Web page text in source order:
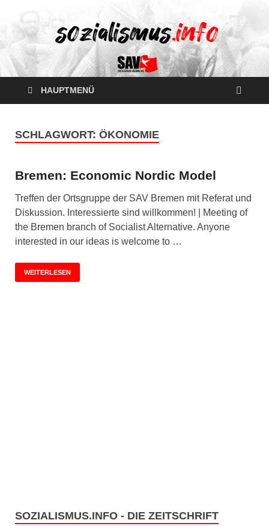
HAUPTMENÜ
SCHLAGWORT: ÖKONOMIE
Bremen: Economic Nordic Model
Treffen der Ortsgruppe der SAV Bremen mit Referat und
Diskussion. Interessierte sind willkommen! | Meeting of
the Bremen branch of Socialist Alternative. Anyone
interested in our ideas is welcome to …
WEITERLESEN
SOZIALISMUS.INFO - DIE ZEITSCHRIFT